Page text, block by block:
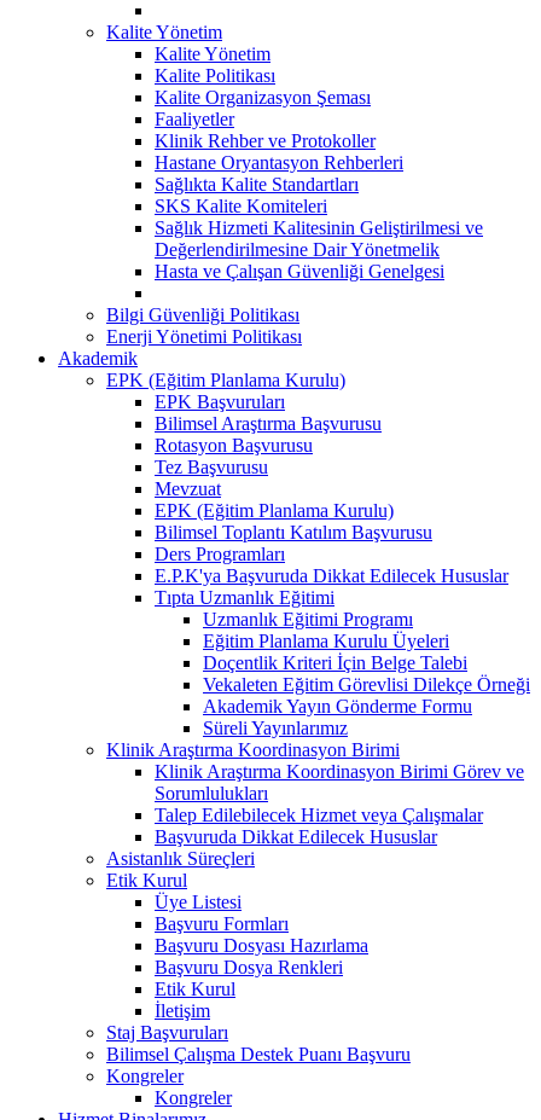
Kalite Yönetim
Kalite Yönetim
Kalite Politikası
Kalite Organizasyon Şeması
Faaliyetler
Klinik Rehber ve Protokoller
Hastane Oryantasyon Rehberleri
Sağlıkta Kalite Standartları
SKS Kalite Komiteleri
Sağlık Hizmeti Kalitesinin Geliştirilmesi ve
Değerlendirilmesine Dair Yönetmelik
Hasta ve Çalışan Güvenliği Genelgesi
Bilgi Güvenliği Politikası
Enerji Yönetimi Politikası
Akademik
EPK (Eğitim Planlama Kurulu)
EPK Başvuruları
Bilimsel Araştırma Başvurusu
Rotasyon Başvurusu
Tez Başvurusu
Mevzuat
EPK (Eğitim Planlama Kurulu)
Bilimsel Toplantı Katılım Başvurusu
Ders Programları
E.P.K'ya Başvuruda Dikkat Edilecek Hususlar
Tıpta Uzmanlık Eğitimi
Uzmanlık Eğitimi Programı
Eğitim Planlama Kurulu Üyeleri
Doçentlik Kriteri İçin Belge Talebi
Vekaleten Eğitim Görevlisi Dilekçe Örneği
Akademik Yayın Gönderme Formu
Süreli Yayınlarımız
Klinik Araştırma Koordinasyon Birimi
Klinik Araştırma Koordinasyon Birimi Görev ve
Sorumlulukları
Talep Edilebilecek Hizmet veya Çalışmalar
Başvuruda Dikkat Edilecek Hususlar
Asistanlık Süreçleri
Etik Kurul
Üye Listesi
Başvuru Formları
Başvuru Dosyası Hazırlama
Başvuru Dosya Renkleri
Etik Kurul
İletişim
Staj Başvuruları
Bilimsel Çalışma Destek Puanı Başvuru
Kongreler
Kongreler